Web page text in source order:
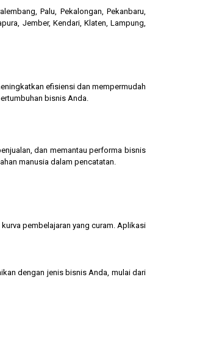
Palu, Pekalongan, Pekanbaru,
Jember, Kendari, Klaten, Lampung,
efisiensi dan mempermudah
bisnis Anda.
dan memantau performa bisnis
manusia dalam pencatatan.
pembelajaran yang curam. Aplikasi
dengan jenis bisnis Anda, mulai dari